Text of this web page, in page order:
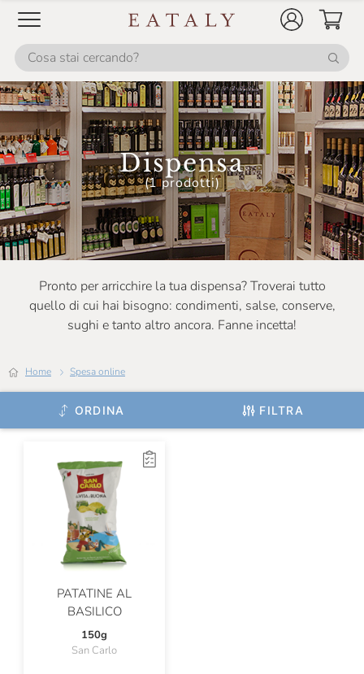
Dispensa
(1 prodotti)
Pronto per arricchire la tua dispensa? Troverai tutto
quello di cui hai bisogno: condimenti, salse, conserve,
sughi e tanto altro ancora. Fanne incetta!
Home Spesa online
ORDINA FILTRA
Da Re
Dalpian
Dario Previdi
De Carlo
De Mori
Delfino
Delizie Italia
Di Leo
Dolce Bontà
Duca D'Alba
Eataly
Eticalimenta
Euroverde
Fever-Tree
Figulì
Filippini
Fox Italia
PATATINE AL
BASILICO
150g
San Carlo